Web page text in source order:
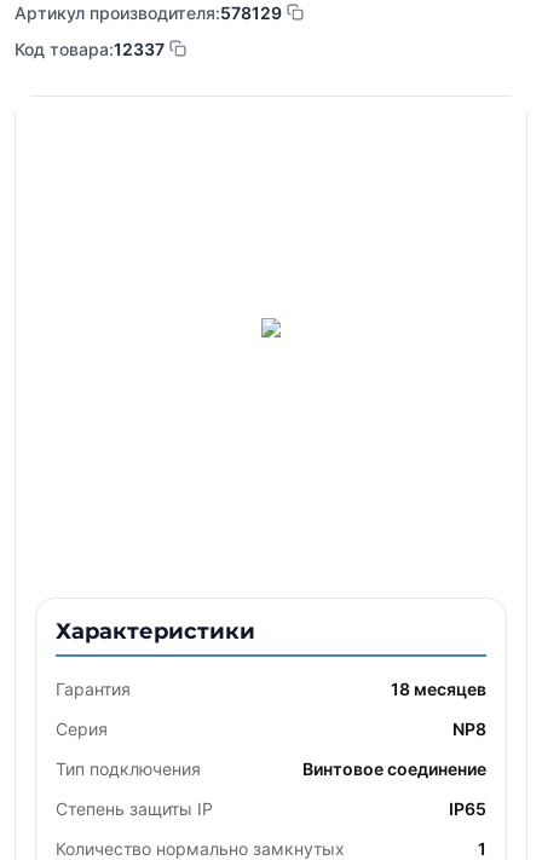
Артикул производителя:578129
Код товара:12337
Характеристики
Гарантия
18 месяцев
Серия
NP8
Тип подключения
Винтовое соединение
Степень защиты IP
IP65
Количество нормально замкнутых
1